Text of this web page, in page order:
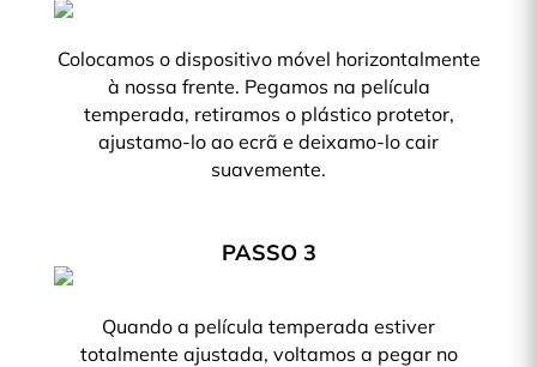
Colocamos o dispositivo móvel horizontalmente
à nossa frente. Pegamos na película
temperada, retiramos o plástico protetor,
ajustamo-lo ao ecrã e deixamo-lo cair
suavemente.
PASSO 3
Quando a película temperada estiver
totalmente ajustada, voltamos a pegar no